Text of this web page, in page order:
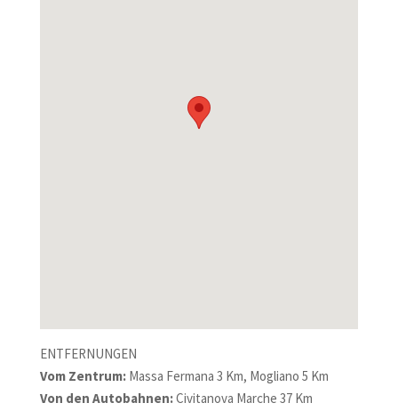
ENTFERNUNGEN
Vom Zentrum:Massa Fermana 3 Km, Mogliano 5 Km
Von den Autobahnen:Civitanova Marche 37 Km